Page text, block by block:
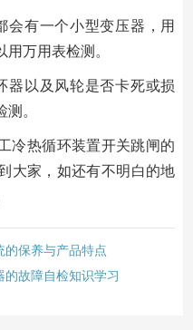
会有一个小型变压器，用
万用表检测。
器以及风轮是否卡死或损
。
冷热循环装置开关跳闸的
大家，如还有不明白的地
的保养与产品特点
故障自检知识学习